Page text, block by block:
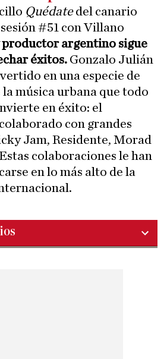
Quédatedel canario
#51 con Villano
productor argentino sigue
éxitos. Gonzalo Julián
en una especie de
la música urbana que todo
en éxito: el
con grandes
Jam, Residente, Morad
colaboraciones le han
en lo más alto de la